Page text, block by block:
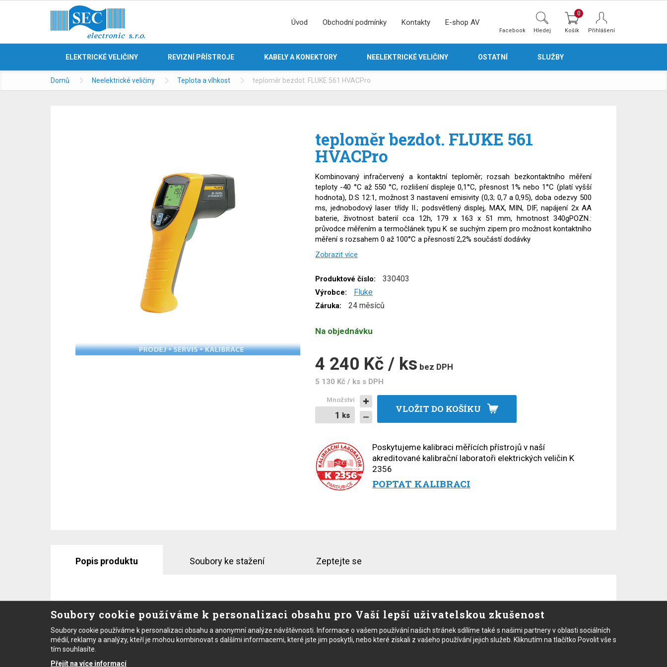
Přihlášení
0
Hledej
Facebook
Úvod Obchodní podmínky Kontakty E-shop AV
ELEKTRICKÉ VELIČINY REVIZNÍ PŘÍSTROJE KABELY A KONEKTORY NEELEKTRICKÉ VELIČINY OSTATNÍ SLUŽBY
Domů Neelektrické veličiny Teplota a vlhkost teploměr bezdot. FLUKE 561 HVACPro
teploměr bezdot. FLUKE 561
HVACPro
Kombinovaný infračervený a kontaktní teploměr; rozsah bezkontaktního měření
teploty -40 °C až 550 °C, rozlišení displeje 0,1°C, přesnost 1% nebo 1°C (platí vyšší
hodnota), D:S 12:1, možnost 3 nastavení emisivity (0,3; 0,7 a 0,95), doba odezvy 500
ms, jednobodový laser třídy II.; podsvětlený displej, MAX, MIN, DIF, napájení 2x AA
baterie, životnost baterií cca 12h, 179 x 163 x 51 mm, hmotnost 340gPOZN.:
průvodce měřením a termočlánek typu K se suchým zipem pro možnost kontaktního
měření s rozsahem 0 až 100°C a přesností 2,2% součástí dodávky
Zobrazit více
Produktové číslo: 330403
Výrobce: Fluke
Záruka: 24 měsíců
Na objednávku
4 240 Kč / ks bez DPH
5 130 Kč / ks s DPH
ks
Množství
ks
VLOŽIT DO KOŠÍKU
Poskytujeme kalibraci měřících přístrojů v naší
akreditované kalibrační laboratoři elektrických veličin K
2356
POPTAT KALIBRACI
Popis produktu Soubory ke stažení Zeptejte se
vyšší hodnota), D:S 12:1, možnost 3 nastavení emisivity (0,3; 0,7 a 0,95), doba odezvy 500 ms, jednobodový laser třídy II.; podsvětlený displej, MAX, MIN, DIF,
napájení 2x AA baterie, životnost baterií cca 12h, 179 x 163 x 51 mm, hmotnost 340gPOZN.: průvodce měřením a termočlánek typu K se suchým zipem pro
možnost kontaktního měření s rozsahem 0 až 100°C a přesností 2,2% součástí dodávky
(74.96 KB)
Máte dotaz nebo se chcete informovat?
Soubory cookie používáme k personalizaci obsahu pro Vaší lepší uživatelskou zkušenost
Soubory cookie používáme k personalizaci obsahu a anonymní analýze návštěvnosti. Informace o vašem používání našich stránek sdílíme také s našimi partnery v oblasti sociálních
médií, reklamy a analýzy, kteří je mohou kombinovat s dalšími informacemi, které jste jim poskytli, nebo které získali z vašeho používání jejich služeb. Kliknutím na tlačítko Povolit vše s
tím souhlasíte.
Přejít na více informací